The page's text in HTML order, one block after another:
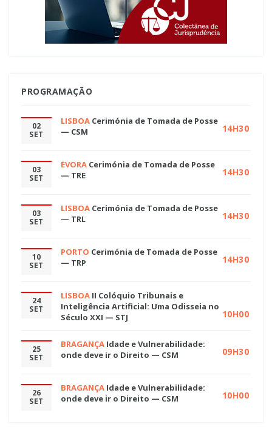
PROGRAMAÇÃO
02
SET
LISBOA Cerimónia de Tomada de Posse
— CSM
14H30
03
SET
ÉVORA Cerimónia de Tomada de Posse
— TRE
14H30
03
SET
LISBOA Cerimónia de Tomada de Posse
— TRL
14H30
10
SET
PORTO Cerimónia de Tomada de Posse
— TRP
14H30
24
SET
LISBOA II Colóquio Tribunais e
Inteligência Artificial: Uma Odisseia no
Século XXI — STJ
10H00
25
SET
BRAGANÇA Idade e Vulnerabilidade:
onde deve ir o Direito — CSM
09H30
26
SET
BRAGANÇA Idade e Vulnerabilidade:
onde deve ir o Direito — CSM
10H00